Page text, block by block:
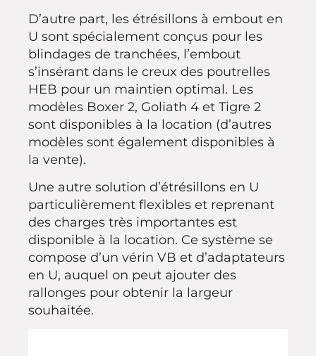
D’autre part, les étrésillons à embout en
U sont spécialement conçus pour les
blindages de tranchées, l’embout
s’insérant dans le creux des poutrelles
HEB pour un maintien optimal. Les
modèles Boxer 2, Goliath 4 et Tigre 2
sont disponibles à la location (d’autres
modèles sont également disponibles à
la vente).
Une autre solution d’étrésillons en U
particulièrement flexibles et reprenant
des charges très importantes est
disponible à la location. Ce système se
compose d’un vérin VB et d’adaptateurs
en U, auquel on peut ajouter des
rallonges pour obtenir la largeur
souhaitée.